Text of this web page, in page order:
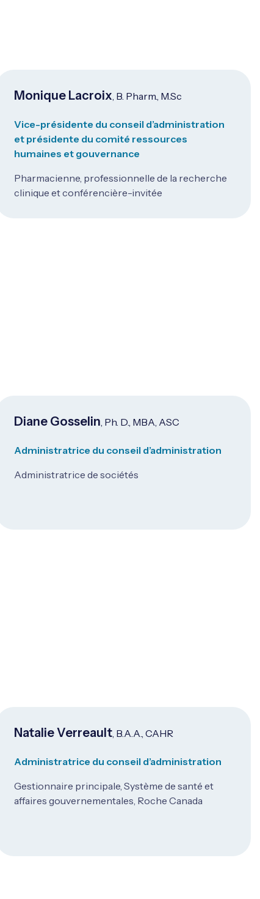
Monique Lacroix, B. Pharm., M.Sc
Vice-présidente du conseil d’administration
et présidente du comité ressources
humaines et gouvernance
Pharmacienne, professionnelle de la recherche
clinique et conférencière-invitée
Diane Gosselin, Ph. D., MBA, ASC
Administratrice du conseil d’administration
Administratrice de sociétés
Natalie Verreault, B.A.A., CAHR
Administratrice du conseil d’administration
Gestionnaire principale, Système de santé et
affaires gouvernementales, Roche Canada